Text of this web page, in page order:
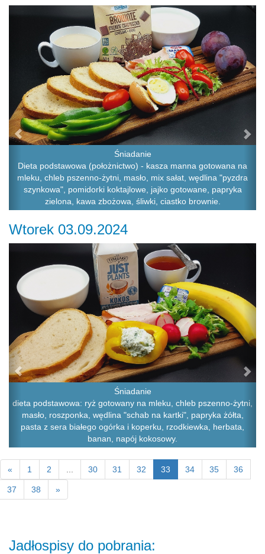
Śniadanie
Dieta podstawowa (położnictwo) - kasza manna gotowana na
mleku, chleb pszenno-żytni, masło, mix sałat, wędlina "pyzdra
szynkowa", pomidorki koktajlowe, jajko gotowane, papryka
zielona, kawa zbożowa, śliwki, ciastko brownie.
Previous
Wtorek 03.09.2024
Śniadanie
dieta podstawowa: ryż gotowany na mleku, chleb pszenno-żytni,
masło, roszponka, wędlina "schab na kartki", papryka żółta,
pasta z sera białego ogórka i koperku, rzodkiewka, herbata,
banan, napój kokosowy.
« 1 2 30 31 32 33 34 35 36
37 38 »
Jadłospisy do pobrania: